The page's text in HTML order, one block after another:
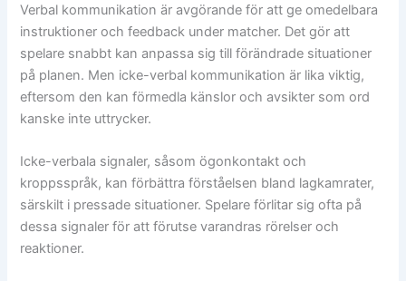
Verbal kommunikation är avgörande för att ge omedelbara
instruktioner och feedback under matcher. Det gör att
spelare snabbt kan anpassa sig till förändrade situationer
på planen. Men icke-verbal kommunikation är lika viktig,
eftersom den kan förmedla känslor och avsikter som ord
kanske inte uttrycker.
Icke-verbala signaler, såsom ögonkontakt och
kroppsspråk, kan förbättra förståelsen bland lagkamrater,
särskilt i pressade situationer. Spelare förlitar sig ofta på
dessa signaler för att förutse varandras rörelser och
reaktioner.